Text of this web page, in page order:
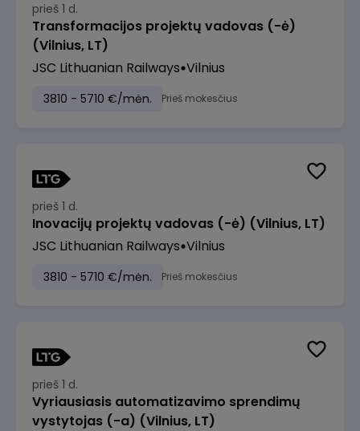
prieš 1 d.
Transformacijos projektų vadovas (-ė)
(Vilnius, LT)
JSC Lithuanian Railways Vilnius
3810 - 5710 €/mėn. Prieš mokesčius
prieš 1 d.
Inovacijų projektų vadovas (-ė) (Vilnius, LT)
JSC Lithuanian Railways Vilnius
3810 - 5710 €/mėn. Prieš mokesčius
prieš 1 d.
Vyriausiasis automatizavimo sprendimų
vystytojas (-a) (Vilnius, LT)